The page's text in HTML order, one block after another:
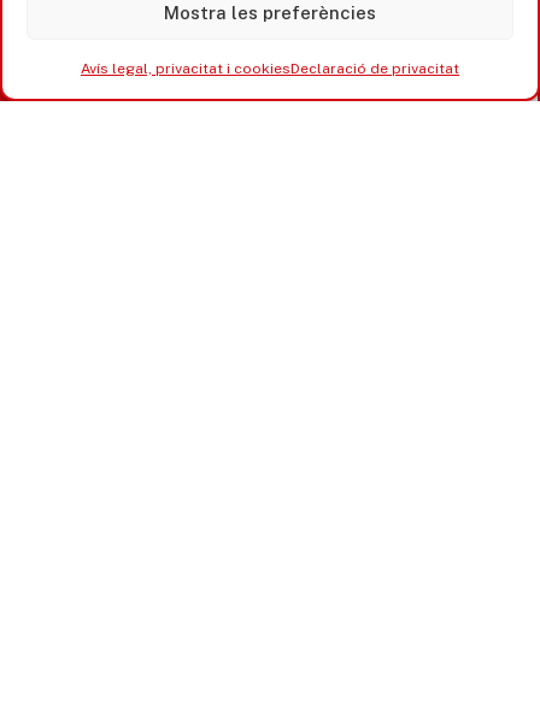
Mostra les preferències
Avís legal, privacitat i cookiesDeclaració de privacitat